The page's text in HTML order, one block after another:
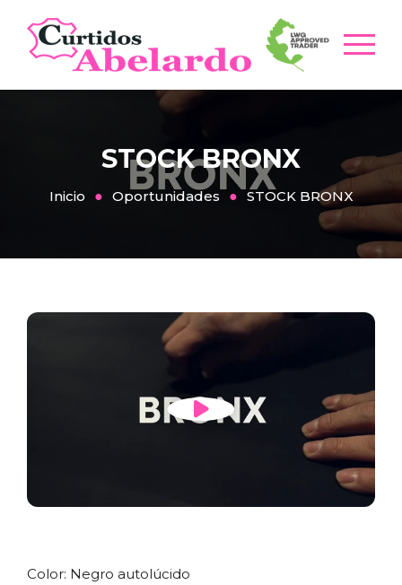
STOCK BRONX
Inicio Oportunidades STOCK BRONX
Color: Negro autolúcido